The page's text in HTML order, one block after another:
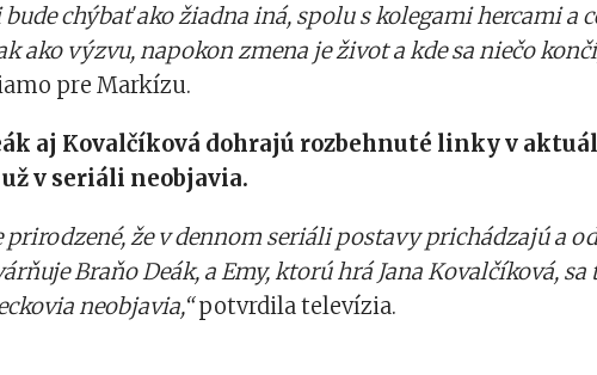
chýbať ako žiadna iná, spolu s kolegami hercami a
ako výzvu, napokon zmena je život a kde sa niečo
pre Markízu.
aj Kovalčíková dohrajú rozbehnuté linky v
už v seriáli neobjavia.
prirodzené, že v dennom seriáli postavy prichádzajú a
Braňo Deák, a Emy, ktorú hrá Jana Kovalčíková,
neobjavia,“potvrdila televízia.